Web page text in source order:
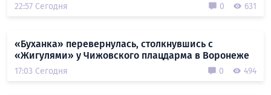
22:57 Сегодня 0 631
«Буханка» перевернулась, столкнувшись с
«Жигулями» у Чижовского плацдарма в Воронеже
17:03 Сегодня 0 494